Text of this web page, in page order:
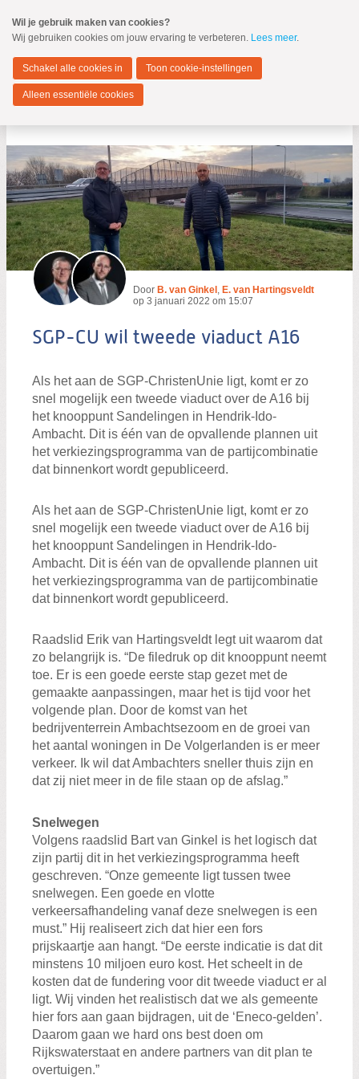
naar
Spring
de
inhoud
Spring
naar
Hendrik-Ido-Ambacht
MENU
Zoeken:
Zoeken
Door B. van Ginkel , E. van Hartingsveldt
op 3 januari 2022 om 15:07
SGP-CU wil tweede viaduct A16
Als het aan de SGP-ChristenUnie ligt, komt er zo
snel mogelijk een tweede viaduct over de A16 bij
het knooppunt Sandelingen in Hendrik-Ido-
Ambacht. Dit is één van de opvallende plannen uit
het verkiezingsprogramma van de partijcombinatie
dat binnenkort wordt gepubliceerd.
Als het aan de SGP-ChristenUnie ligt, komt er zo
snel mogelijk een tweede viaduct over de A16 bij
het knooppunt Sandelingen in Hendrik-Ido-
Ambacht. Dit is één van de opvallende plannen uit
het verkiezingsprogramma van de partijcombinatie
dat binnenkort wordt gepubliceerd.
Raadslid Erik van Hartingsveldt legt uit waarom dat
zo belangrijk is. “De filedruk op dit knooppunt neemt
toe. Er is een goede eerste stap gezet met de
gemaakte aanpassingen, maar het is tijd voor het
volgende plan. Door de komst van het
bedrijventerrein Ambachtsezoom en de groei van
het aantal woningen in De Volgerlanden is er meer
verkeer. Ik wil dat Ambachters sneller thuis zijn en
dat zij niet meer in de file staan op de afslag.”
Snelwegen
Volgens raadslid Bart van Ginkel is het logisch dat
zijn partij dit in het verkiezingsprogramma heeft
geschreven. “Onze gemeente ligt tussen twee
snelwegen. Een goede en vlotte
verkeersafhandeling vanaf deze snelwegen is een
must.” Hij realiseert zich dat hier een fors
prijskaartje aan hangt. “De eerste indicatie is dat dit
minstens 10 miljoen euro kost. Het scheelt in de
kosten dat de fundering voor dit tweede viaduct er al
ligt. Wij vinden het realistisch dat we als gemeente
hier fors aan gaan bijdragen, uit de ‘Eneco-gelden’.
Daarom gaan we hard ons best doen om
Rijkswaterstaat en andere partners van dit plan te
overtuigen.”
Wil je gebruik maken van cookies?
Wij gebruiken cookies om jouw ervaring te verbeteren. Lees meer.
Schakel alle cookies in Toon cookie-instellingen
Alleen essentiële cookies